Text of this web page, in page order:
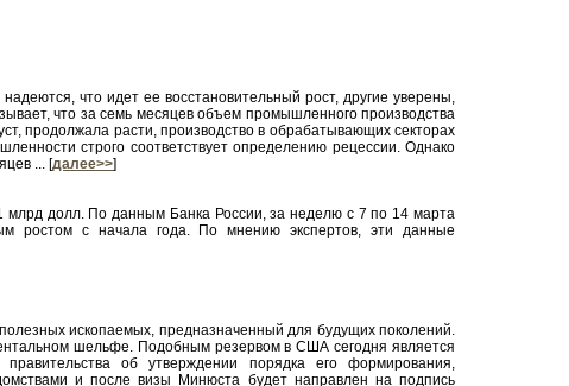
что идет ее восстановительный рост, другие уверены,
что за семь месяцев объем промышленного производства
продолжала расти, производство в обрабатывающих секторах
строго соответствует определению рецессии. Однако
... [далее>>]
долл. По данным Банка России, за неделю с 7 по 14 марта
ростом с начала года. По мнению экспертов, эти данные
ископаемых, предназначенный для будущих поколений.
шельфе. Подобным резервом в США сегодня является
об утверждении порядка его формирования,
и после визы Минюста будет направлен на подпись